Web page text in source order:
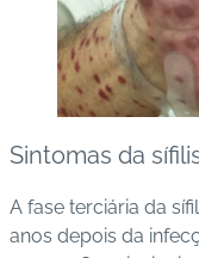
Sintomas da
A fase terciária da
anos depois da